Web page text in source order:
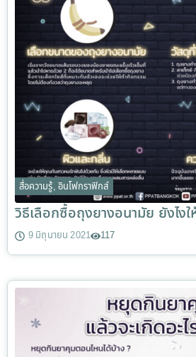
สื่อความรู้, อินโฟกราฟิกส์
วิธีเลือกซื้อถุงยางอนามัย ยังไงใ
9 มิถุนายน 2021 117